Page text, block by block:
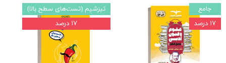
جامع
۱۷ درصد
تیزشیم (تست‌های سطح بالا)
۱۷ درصد